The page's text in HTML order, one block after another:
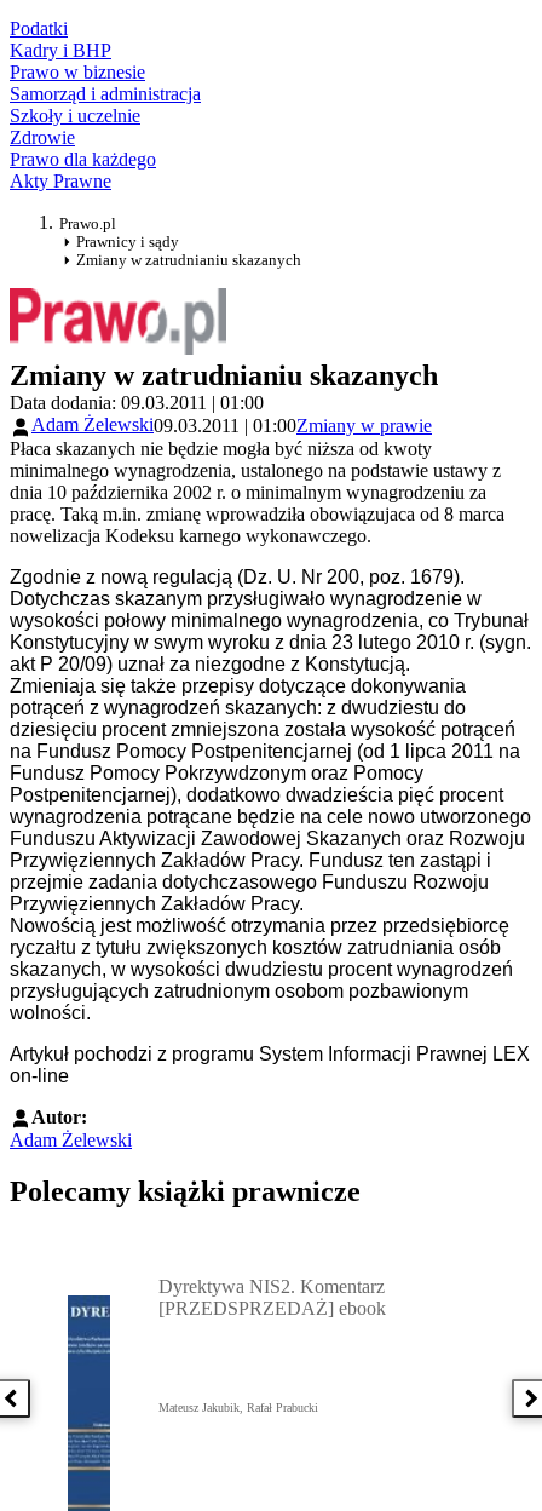
Podatki
Kadry i BHP
Prawo w biznesie
Samorząd i administracja
Szkoły i uczelnie
Zdrowie
Prawo dla każdego
Akty Prawne
Prawo.pl
Prawnicy i sądy
Zmiany w zatrudnianiu skazanych
Zmiany w zatrudnianiu skazanych
Data dodania: 09.03.2011 | 01:00
Adam Żelewski09.03.2011 | 01:00Zmiany w prawie
Płaca skazanych nie będzie mogła być niższa od kwoty
minimalnego wynagrodzenia, ustalonego na podstawie ustawy z
dnia 10 października 2002 r. o minimalnym wynagrodzeniu za
pracę. Taką m.in. zmianę wprowadziła obowiązujaca od 8 marca
nowelizacja Kodeksu karnego wykonawczego.
Zgodnie z nową regulacją (Dz. U. Nr 200, poz. 1679).
Dotychczas skazanym przysługiwało wynagrodzenie w
wysokości połowy minimalnego wynagrodzenia, co Trybunał
Konstytucyjny w swym wyroku z dnia 23 lutego 2010 r. (sygn.
akt P 20/09) uznał za niezgodne z Konstytucją.
Zmieniaja się także przepisy dotyczące dokonywania
potrąceń z wynagrodzeń skazanych: z dwudziestu do
dziesięciu procent zmniejszona została wysokość potrąceń
na Fundusz Pomocy Postpenitencjarnej (od 1 lipca 2011 na
Fundusz Pomocy Pokrzywdzonym oraz Pomocy
Postpenitencjarnej), dodatkowo dwadzieścia pięć procent
wynagrodzenia potrącane będzie na cele nowo utworzonego
Funduszu Aktywizacji Zawodowej Skazanych oraz Rozwoju
Przywięziennych Zakładów Pracy. Fundusz ten zastąpi i
przejmie zadania dotychczasowego Funduszu Rozwoju
Przywięziennych Zakładów Pracy.
Nowością jest możliwość otrzymania przez przedsiębiorcę
ryczałtu z tytułu zwiększonych kosztów zatrudniania osób
skazanych, w wysokości dwudziestu procent wynagrodzeń
przysługujących zatrudnionym osobom pozbawionym
wolności.
Artykuł pochodzi z programu System Informacji Prawnej LEX
on-line
Autor:
Adam Żelewski
Polecamy książki prawnicze
Poprzednia książka
Dyrektywa NIS2. Komentarz
[PRZEDSPRZEDAŻ] ebook
Mateusz Jakubik, Rafał Prabucki